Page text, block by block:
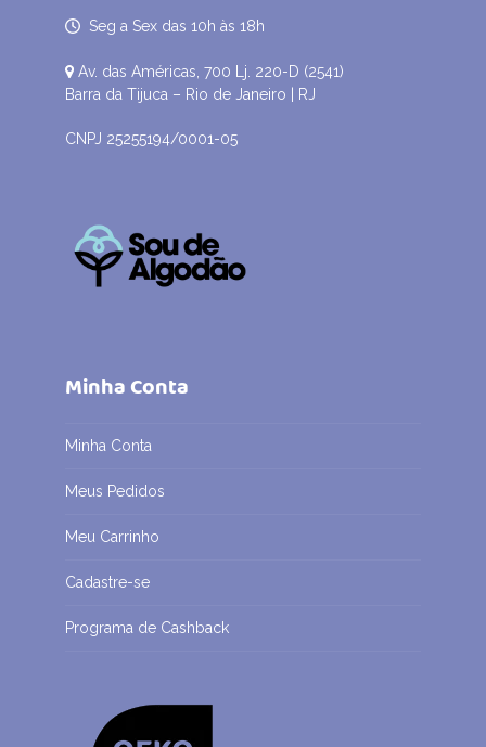
Seg a Sex das 10h às 18h
Av. das Américas, 700 Lj. 220-D (2541)
Barra da Tijuca – Rio de Janeiro | RJ
CNPJ 25255194/0001-05
Minha Conta
Minha Conta
Meus Pedidos
Meu Carrinho
Cadastre-se
Programa de Cashback